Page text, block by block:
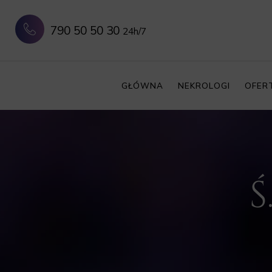
790 50 50 30 24h/7
GŁÓWNA NEKROLOGI